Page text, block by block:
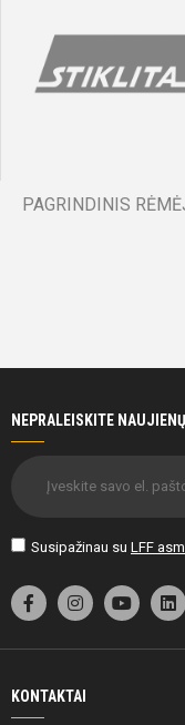
PAGRINDINIS
NEPRALEISKITE NAUJIENŲ
Susipažinau su LFF
KONTAKTAI